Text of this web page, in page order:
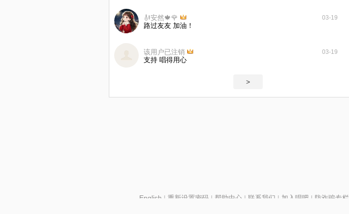
🎻安然🍁🌹 03-19
路过友友 加油！
该用户已注销 03-19
支持 唱得用心
>
English | 重新设置密码| 帮助中心 | 联系我们 | 加入唱吧 | 防诈骗专栏